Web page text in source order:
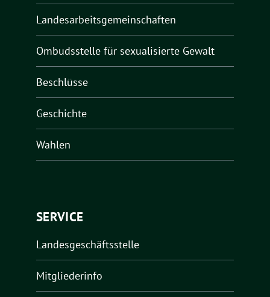
Landesarbeitsgemeinschaften
Ombudsstelle für sexualisierte Gewalt
Beschlüsse
Geschichte
Wahlen
SERVICE
Landesgeschäftsstelle
Mitgliederinfo